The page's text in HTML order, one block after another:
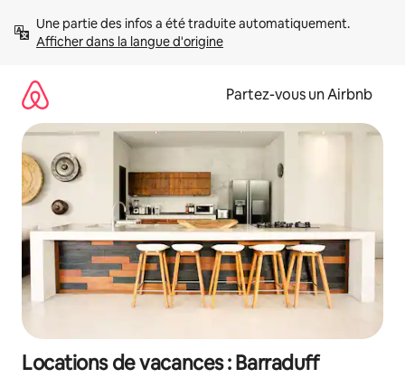
directement
Afficher dans la langue d'origine
Partez-vous un Airbnb
Locations de vacances : Barraduff